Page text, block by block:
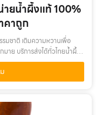
ายน้ำผึ้งแท้ 100%
คาถูก
มชาติ เติมความหวานเพื่อ
าย บริการส่งได้ทั่วไทยน้ำผึ้ง
กับ น้ำผึ้งแท้ 100% คุณค่าจ…